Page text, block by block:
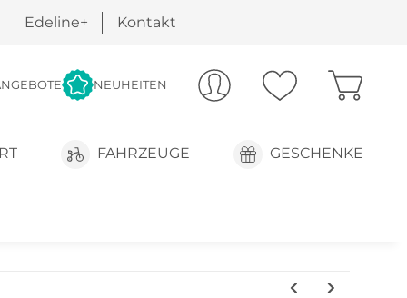
Edeline+ Kontakt
NEUHEITEN
FAHRZEUGE GESCHENKE